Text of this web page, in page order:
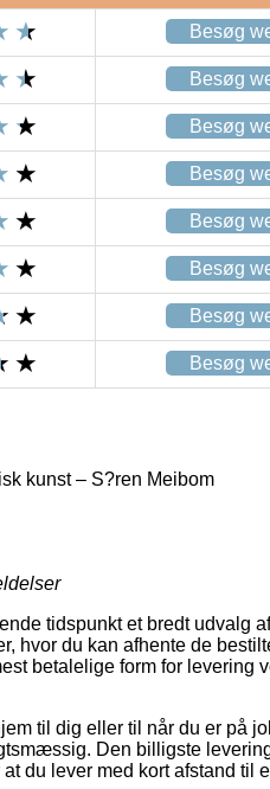
Besøg
Besøg
Besøg
Besøg
Besøg
Besøg
Besøg
Besøg
kunst – S?ren Meibom
tidspunkt et bredt udvalg
hvor du kan afhente de
betalelige form for levering
til dig eller til når du er på
Den billigste
du lever med kort afstand til